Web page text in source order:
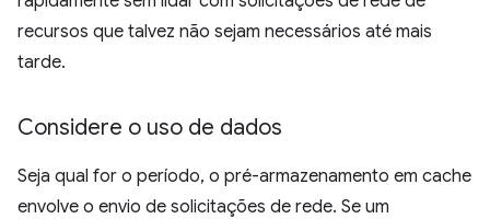
recursos que talvez não sejam necessários até mais
tarde.
Considere o uso de dados
Seja qual for o período, o pré-armazenamento em cache
envolve o envio de solicitações de rede. Se um